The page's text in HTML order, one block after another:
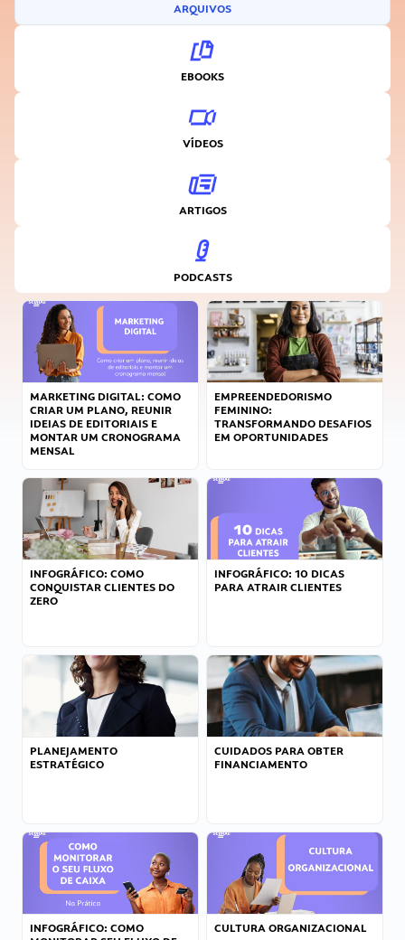
ARQUIVOS
EBOOKS
VÍDEOS
ARTIGOS
PODCASTS
MARKETING DIGITAL: COMO
CRIAR UM PLANO, REUNIR
IDEIAS DE EDITORIAIS E
MONTAR UM CRONOGRAMA
MENSAL
EMPREENDEDORISMO
FEMININO:
TRANSFORMANDO DESAFIOS
EM OPORTUNIDADES
INFOGRÁFICO: COMO
CONQUISTAR CLIENTES DO
ZERO
INFOGRÁFICO: 10 DICAS
PARA ATRAIR CLIENTES
PLANEJAMENTO
ESTRATÉGICO
CUIDADOS PARA OBTER
FINANCIAMENTO
INFOGRÁFICO: COMO
CULTURA ORGANIZACIONAL